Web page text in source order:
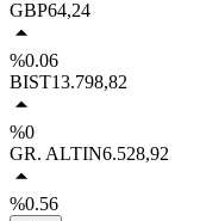
GBP64,24
%0.06
BIST13.798,82
%0
GR. ALTIN6.528,92
%0.56